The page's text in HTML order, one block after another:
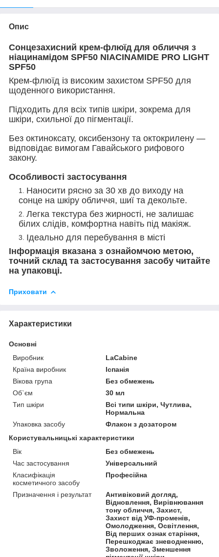
Опис
Сонцезахисний крем-флюїд для обличчя з
ніацинамідом SPF50 NIACINAMIDE PRO LIGHT
SPF50
Крем-флюїд із високим захистом SPF50 для
щоденного використання.
Підходить для всіх типів шкіри, зокрема для
шкіри, схильної до пігментації.
Без октиноксату, оксибензону та октокрилену —
відповідає вимогам Гавайського рифового
закону.
Особливості застосування
Наносити рясно за 30 хв до виходу на
сонце на шкіру обличчя, шиї та декольте.
Легка текстура без жирності, не залишає
білих слідів, комфортна навіть під макіяж.
Ідеально для перебування в місті
Інформація вказана з ознайомчою метою,
точний склад та застосування засобу читайте
на упаковці.
Приховати
Характеристики
Основні
Виробник
LaCabine
Країна виробник
Іспанія
Вікова група
Без обмежень
Об`єм
30 мл
Тип шкіри
Всі типи шкіри, Чутлива,
Нормальна
Упаковка засобу
Флакон з дозатором
Користувальницькі характеристики
Вік
Без обмежень
Час застосування
Універсальний
Класифікація
косметичного засобу
Професійна
Призначення і результат
Антивіковий догляд,
Відновлення, Вирівнювання
тону обличчя, Захист,
Захист від УФ-променів,
Омолодження, Освітлення,
Від перших ознак старіння,
Перешкоджає зневодненню,
Зволоження, Зменшення